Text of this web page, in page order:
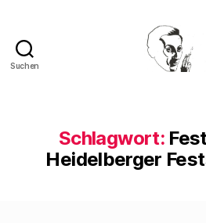
Suchen
Schlagwort:
Heidelberger